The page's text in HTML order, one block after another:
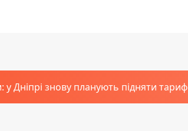
Дніпрі знову планують підняти тариф